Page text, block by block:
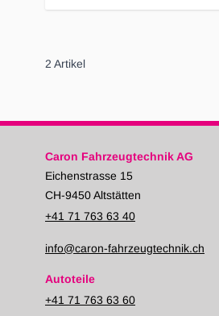
2 Artikel
Caron Fahrzeugtechnik AG
Eichenstrasse 15
CH-9450 Altstätten
+41 71 763 63 40
info@caron-fahrzeugtechnik.ch
Autoteile
+41 71 763 63 60